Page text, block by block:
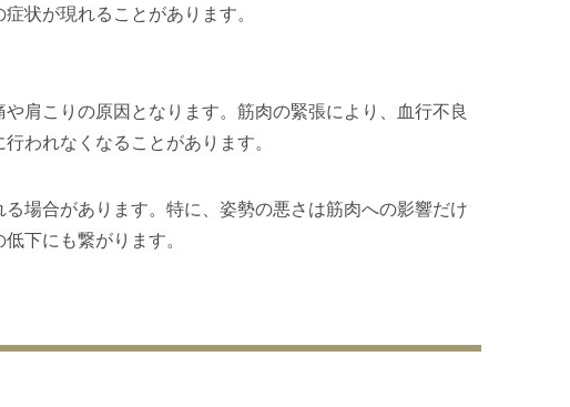
状が現れることがあります。
肩こりの原因となります。筋肉の緊張により、血行不良
われなくなることがあります。
る場合があります。特に、姿勢の悪さは筋肉への影響だけ
下にも繋がります。